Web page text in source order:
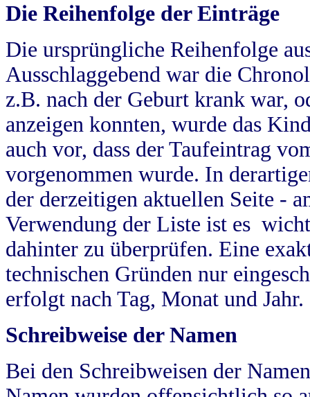
Die Reihenfolge der Einträge
Die ursprüngliche Reihenfolge
Ausschlaggebend war die
z.B. nach der Geburt krank war,
anzeigen konnten, wurde das
auch vor, dass der Taufeintrag
vorgenommen wurde. In
der derzeitigen aktuellen Seite -
Verwendung der Liste ist es
dahinter zu überprüfen. Eine
technischen Gründen nur
erfolgt nach Tag, Monat und Jahr.
Schreibweise der Namen
Bei den Schreibweisen der